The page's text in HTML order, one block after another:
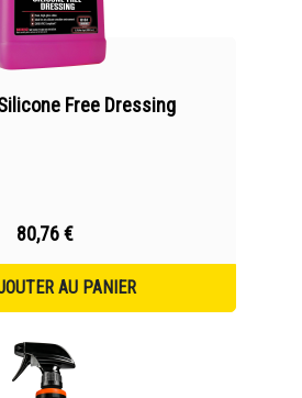
Free Dressing
80,76 €
AU PANIER